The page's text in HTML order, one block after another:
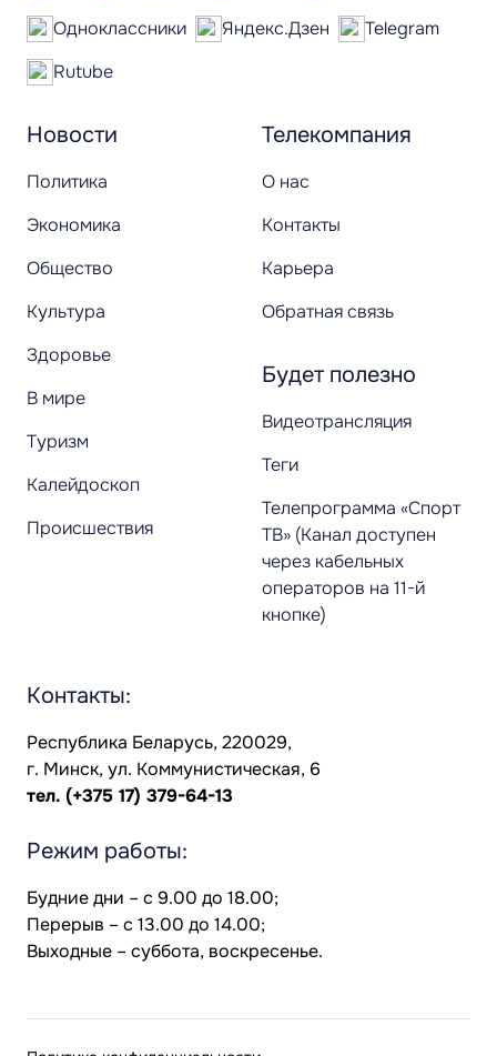
Новости
Политика
Экономика
Общество
Культура
Здоровье
В мире
Туризм
Калейдоскоп
Происшествия
Телекомпания
О нас
Контакты
Карьера
Обратная связь
Будет полезно
Видеотрансляция
Теги
Телепрограмма «Спорт
ТВ» (Канал доступен
через кабельных
операторов на 11-й
кнопке)
Одноклассники
Яндекс.Дзен
Telegram
Rutube
Контакты:
Республика Беларусь, 220029,
г. Минск, ул. Коммунистическая, 6
тел. (+375 17) 379-64-13
Режим работы:
Будние дни – с 9.00 до 18.00;
Перерыв – с 13.00 до 14.00;
Выходные – суббота, воскресенье.